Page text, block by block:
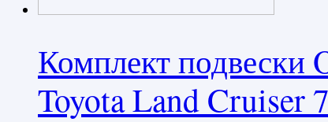
Комплект подвески
Toyota Land Cruiser